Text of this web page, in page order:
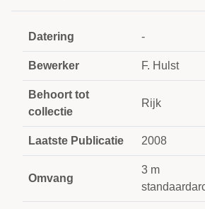
Datering -
Bewerker F. Hulst
Behoort tot
collectie
Rijk
Laatste Publicatie 2008
Omvang
3 m